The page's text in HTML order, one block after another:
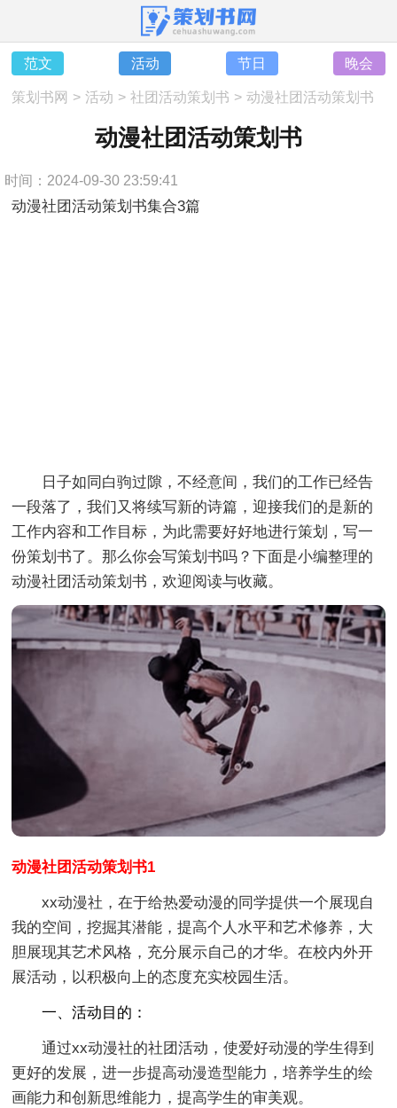
范文 活动 节日 晚会
策划书网 > 活动 > 社团活动策划书 > 动漫社团活动策划书
动漫社团活动策划书
时间：2024-09-30 23:59:41
动漫社团活动策划书集合3篇
日子如同白驹过隙，不经意间，我们的工作已经告
一段落了，我们又将续写新的诗篇，迎接我们的是新的
工作内容和工作目标，为此需要好好地进行策划，写一
份策划书了。那么你会写策划书吗？下面是小编整理的
动漫社团活动策划书，欢迎阅读与收藏。
动漫社团活动策划书1
xx动漫社，在于给热爱动漫的同学提供一个展现自
我的空间，挖掘其潜能，提高个人水平和艺术修养，大
胆展现其艺术风格，充分展示自己的才华。在校内外开
展活动，以积极向上的态度充实校园生活。
一、活动目的：
通过xx动漫社的社团活动，使爱好动漫的学生得到
更好的发展，进一步提高动漫造型能力，培养学生的绘
画能力和创新思维能力，提高学生的审美观。